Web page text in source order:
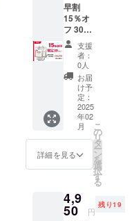
早割
15％オ
フ 30
セット
限定！
1,000ml
入 2個
（洗濯
80回分
に相
当） 税
込・送
料込
支援
者：
0人
お届
け予
定：
2025
年02
月
詳細を見る
こ
の
リ
タ
ー
ン
を
選
択
す
る
4,9
50 円
残り19